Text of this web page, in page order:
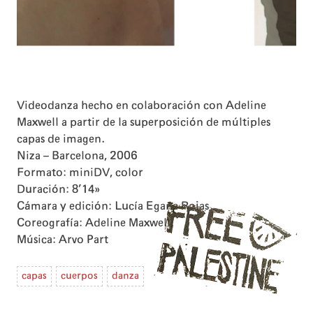
Videodanza hecho en colaboración con Adeline
Maxwell a partir de la superposición de múltiples
capas de imagen.
Niza – Barcelona, 2006
Formato: miniDV, color
Duración: 8’14»
Cámara y edición: Lucía Egaña Rojas
Coreografía: Adeline Maxwell
Música: Arvo Part
capas cuerpos danza